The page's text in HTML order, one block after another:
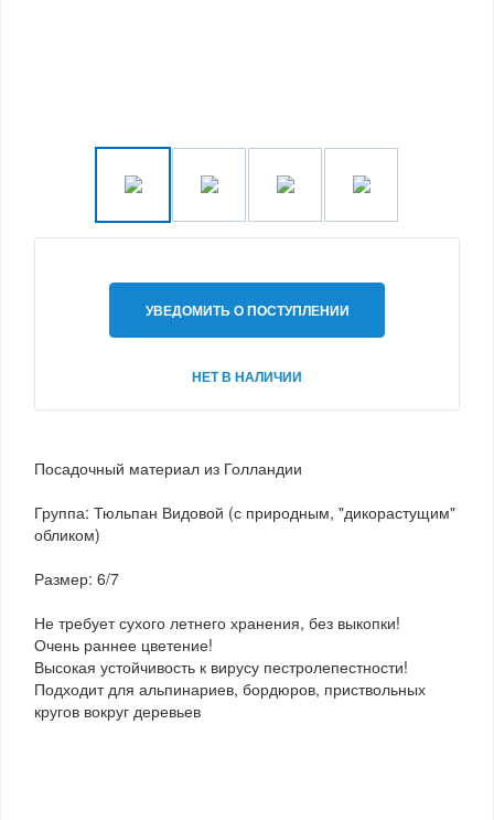
УВЕДОМИТЬ О ПОСТУПЛЕНИИ
НЕТ В НАЛИЧИИ
Посадочный материал из Голландии
Группа: Тюльпан Видовой (с природным, "дикорастущим"
обликом)
Размер: 6/7
Не требует сухого летнего хранения, без выкопки!
Очень раннее цветение!
Высокая устойчивость к вирусу пестролепестности!
Подходит для альпинариев, бордюров, приствольных
кругов вокруг деревьев